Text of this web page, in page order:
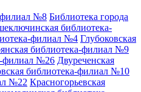
филиал №8 Библиотека города
библиотека-
филиал №4 Глубоковская
библиотека-филиал №9
филиал №26 Двуреченская
библиотека-филиал №10
№22 Красногорьевская